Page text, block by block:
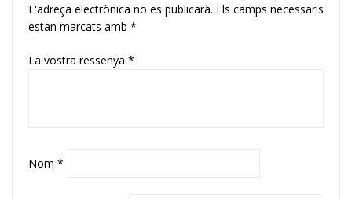
L'adreça electrònica no es publicarà. Els camps necessaris
estan marcats amb *
La vostra ressenya *
Nom *